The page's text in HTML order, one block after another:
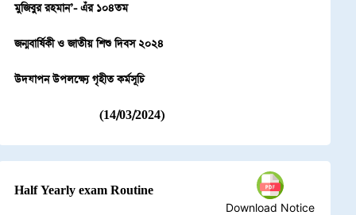
মুজিবুর রহমান’- এঁর ১০৪তম
জন্মবার্ষিকী ও জাতীয় শিশু দিবস ২০২৪
উদযাপন উপলক্ষ্যে গৃহীত কর্মসূচি
(14/03/2024)
Half Yearly exam Routine
Download Notice